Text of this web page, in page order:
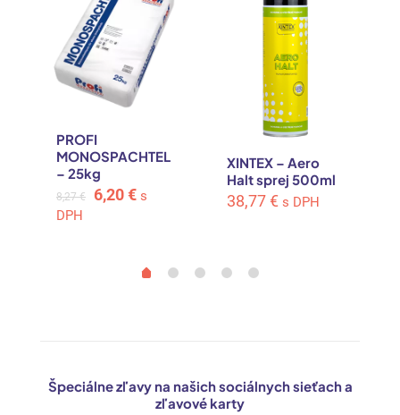
PROFI
MONOSPACHTEL
– 25kg
8,27€
Original
6,20€Current
s
DPH
XINTEX – Aero
Halt sprej 500ml
38,77€ s DPH
Špeciálne zľavy na našich sociálnych sieťach a
zľavové karty